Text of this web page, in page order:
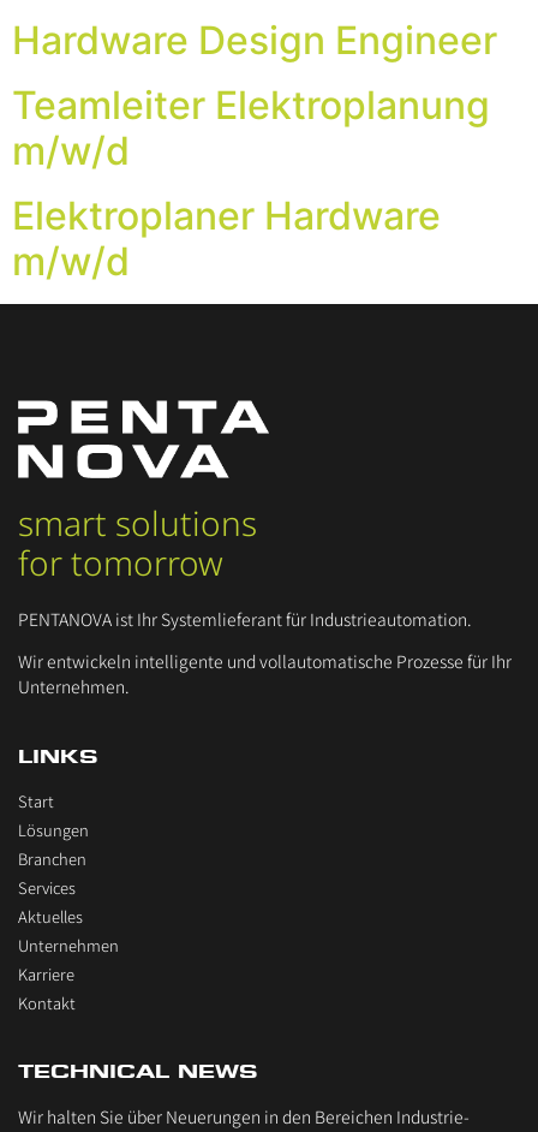
Hardware Design Engineer
Teamleiter Elektroplanung
m/w/d
Elektroplaner Hardware
m/w/d
smart solutions
for tomorrow
PENTANOVA ist Ihr Systemlieferant für Industrieautomation.
Wir entwickeln intelligente und vollautomatische Prozesse für Ihr
Unternehmen.
LINKS
Start
Lösungen
Branchen
Services
Aktuelles
Unternehmen
Karriere
Kontakt
TECHNICAL NEWS
Wir halten Sie über Neuerungen in den Bereichen Industrie-